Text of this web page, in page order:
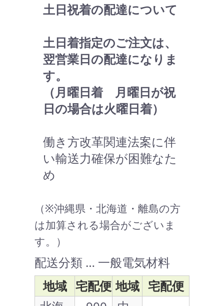
土日祝着の配達について
土日着指定のご注文は、
翌営業日の配達になりま
す。
（月曜日着 月曜日が祝
日の場合は火曜日着）
働き方改革関連法案に伴
い輸送力確保が困難なた
め
（※沖縄県・北海道・離島の方
は加算される場合がございま
す。）
配送分類 … 一般電気材料
地域 宅配便 地域 宅配便